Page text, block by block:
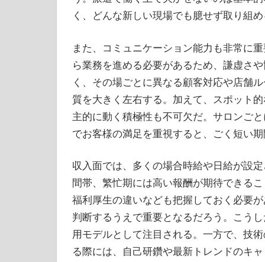
く、どんな新しい現場でも臆せず取り組
また、コミュニケーション能力も非常に
ら業務を進める必要があるため、謙虚さ
く、その場ごとに異なる顧客対応や店舗
質を大きく左右する。加えて、スポット
主的に動く積極性も不可欠だ。サロンご
でお客様の満足を重視すると、ごく短い
収入面では、多くの場合時給や日給が設
間帯、繁忙期には高い報酬が期待できる
福利厚生の違いなども把握しておく必要
判断するうえで重要となるだろう。こう
用モデルとして注目される。一方で、技
る際には、自己研鑽や最新トレンドのキ